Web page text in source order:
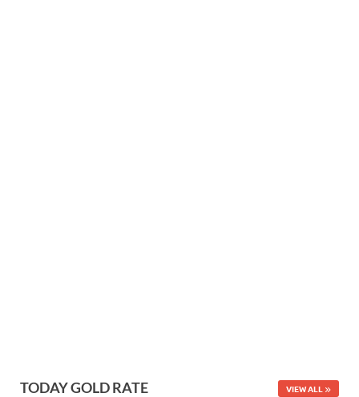
TODAY GOLD RATE VIEW ALL